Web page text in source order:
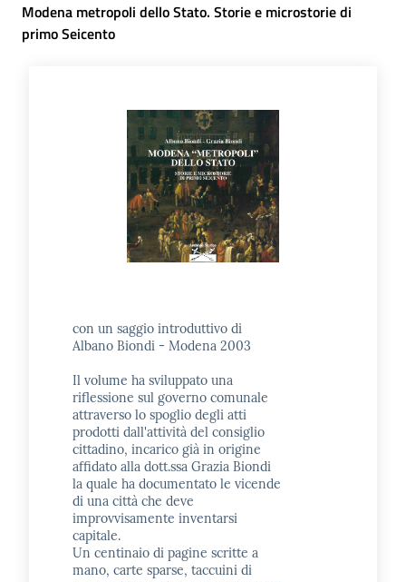
Modena metropoli dello Stato. Storie e microstorie di
primo Seicento
con un saggio introduttivo di
Albano Biondi - Modena 2003
Il volume ha sviluppato una
riflessione sul governo comunale
attraverso lo spoglio degli atti
prodotti dall'attività del consiglio
cittadino, incarico già in origine
affidato alla dott.ssa Grazia Biondi
la quale ha documentato le vicende
di una città che deve
improvvisamente inventarsi
capitale.
Un centinaio di pagine scritte a
mano, carte sparse, taccuini di